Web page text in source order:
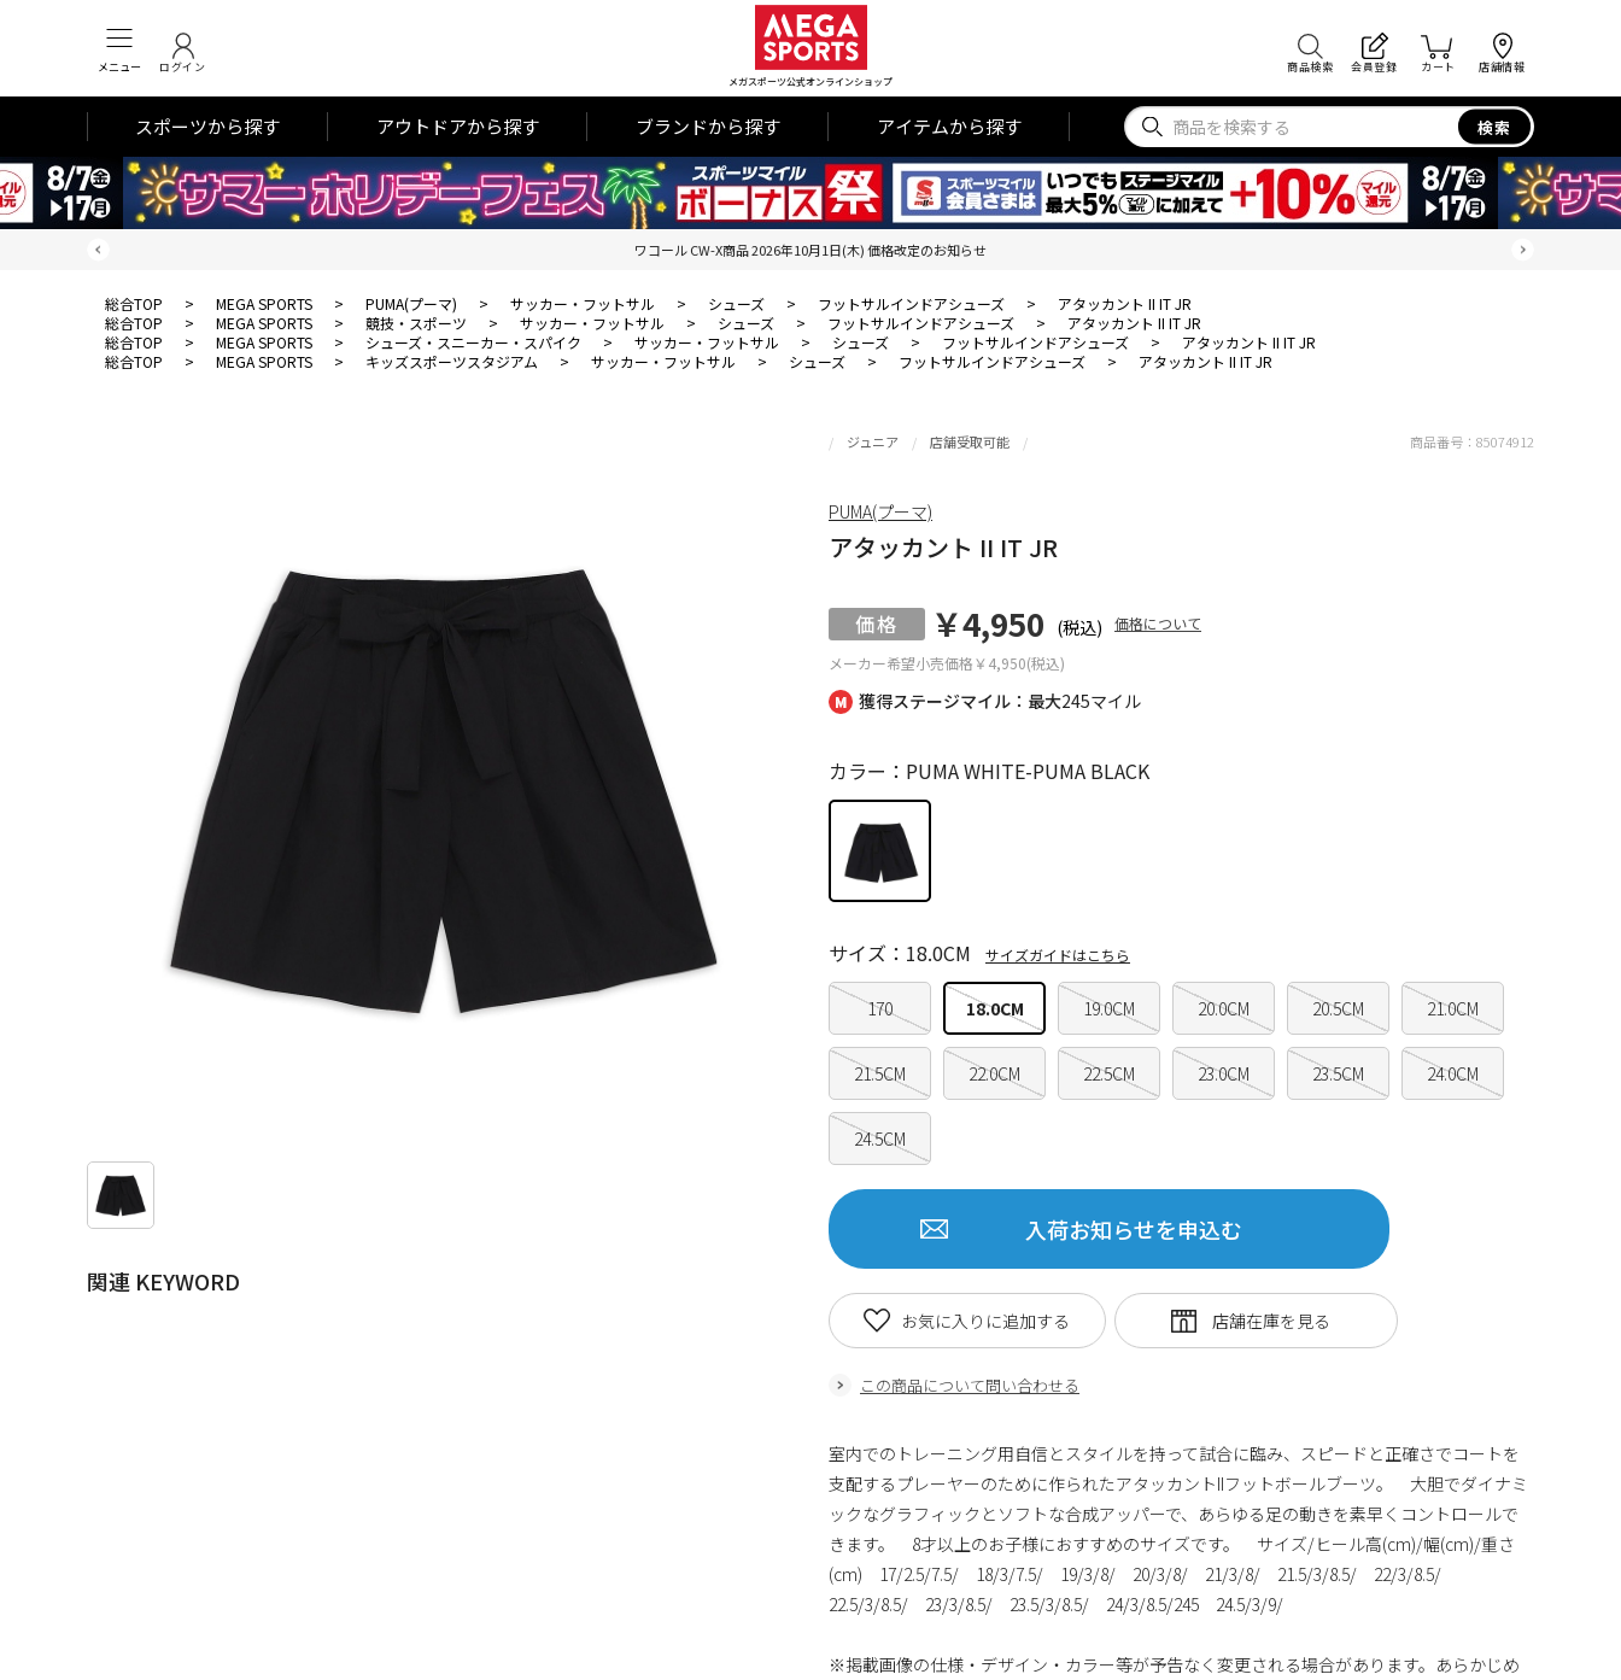
メニュー ログイン
メガスポーツ公式オンラインショップ
商品検索 会員登録 カート 店舗情報
スポーツから探す アウトドアから探す ブランドから探す アイテムから探す 検索
ワコール CW-X商品 2026年10月1日(木) 価格改定のお知らせ
総合TOP > MEGA SPORTS > PUMA(プーマ) > サッカー・フットサル > シューズ > フットサルインドアシューズ >
アタッカント II IT JR
総合TOP
> MEGA SPORTS > 競技・スポーツ > サッカー・フットサル > シューズ > フットサルインドアシューズ >
アタッカント II IT JR
総合TOP
> MEGA SPORTS > シューズ・スニーカー・スパイク > サッカー・フットサル > シューズ > フットサルインドアシューズ >
アタッカント II IT JR
総合TOP
> MEGA SPORTS > キッズスポーツスタジアム > サッカー・フットサル > シューズ > フットサルインドアシューズ > アタッカント II IT JR
関連 KEYWORD
獲得ステージマイル：最大245マイル
ジュニア 店舗受取可能
アタッカント II IT JR
メーカー希望小売価格￥4,950(税込)
￥4,950 (税込) 価格について
カラー：PUMA WHITE-PUMA BLACK
170 18.0CM 19.0CM 20.0CM 20.5CM 21.0CM
21.5CM 22.0CM 22.5CM 23.0CM 23.5CM 24.0CM
24.5CM
サイズ：18.0CM サイズガイドはこちら
入荷お知らせを申込む
この商品について問い合わせる
お気に入りに追加する
商品番号： 85074912
PUMA(プーマ)
室内でのトレーニング用自信とスタイルを持って試合に臨み、スピードと正確さでコートを
支配するプレーヤーのために作られたアタッカントIIフットボールブーツ。 大胆でダイナミ
ックなグラフィックとソフトな合成アッパーで、あらゆる足の動きを素早くコントロールで
きます。 8才以上のお子様におすすめのサイズです。 サイズ/ヒール高(cm)/幅(cm)/重さ
(cm) 17/2.5/7.5/ 18/3/7.5/ 19/3/8/ 20/3/8/ 21/3/8/ 21.5/3/8.5/ 22/3/8.5/
22.5/3/8.5/ 23/3/8.5/ 23.5/3/8.5/ 24/3/8.5/245 24.5/3/9/
※掲載画像の仕様・デザイン・カラー等が予告なく変更される場合があります。あらかじめ